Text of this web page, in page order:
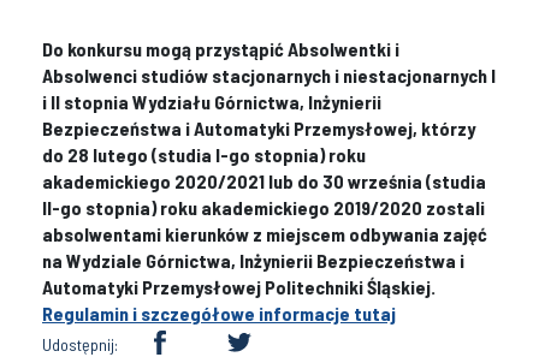
Do konkursu mogą przystąpić Absolwentki i
Absolwenci studiów stacjonarnych i niestacjonarnych I
i II stopnia Wydziału Górnictwa, Inżynierii
Bezpieczeństwa i Automatyki Przemysłowej, którzy
do 28 lutego (studia I-go stopnia) roku
akademickiego 2020/2021 lub do 30 września (studia
II-go stopnia) roku akademickiego 2019/2020 zostali
absolwentami kierunków z miejscem odbywania zajęć
na Wydziale Górnictwa, Inżynierii Bezpieczeństwa i
Automatyki Przemysłowej Politechniki Śląskiej.
Regulamin i szczegółowe informacje tutaj
Udostępnij: